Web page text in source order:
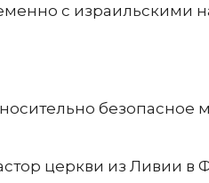
с израильскими
безопасное
церкви из Ливии в